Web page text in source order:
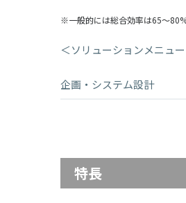
※一般的には総合効率は65～
＜ソリューションメニュ
企画・システム設計
特長